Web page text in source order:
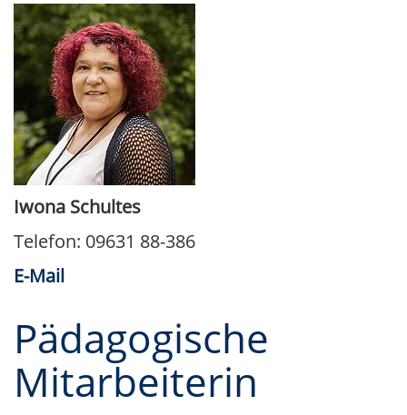
Iwona Schultes
Telefon: 09631 88-386
E-Mail
Pädagogische
Mitarbeiterin